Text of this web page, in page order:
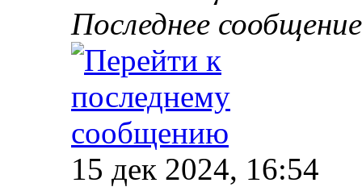
Последнее сообщение
15 дек 2024, 16:54